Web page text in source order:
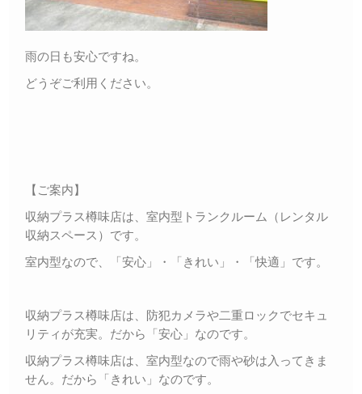
雨の日も安心ですね。
どうぞご利用ください。
【ご案内】
収納プラス樽味店は、室内型トランクルーム（レンタル
収納スペース）です。
室内型なので、「安心」・「きれい」・「快適」です。
収納プラス樽味店は、防犯カメラや二重ロックでセキュ
リティが充実。だから「安心」なのです。
収納プラス樽味店は、室内型なので雨や砂は入ってきま
せん。だから「きれい」なのです。